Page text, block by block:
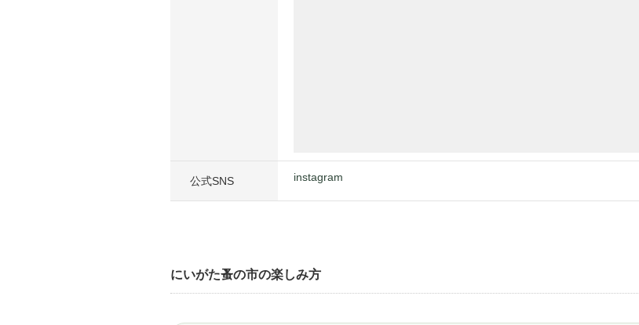
公式SNS instagram
にいがた蚤の市の楽しみ方